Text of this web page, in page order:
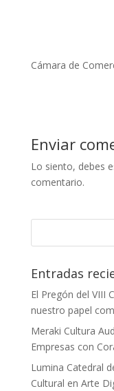
Cámara de
Enviar
Lo siento, debes
comentario.
Entradas
El Pregón del VIII
nuestro papel
Meraki Cultura
Empresas con
Lumina Catedral
Cultural en Arte